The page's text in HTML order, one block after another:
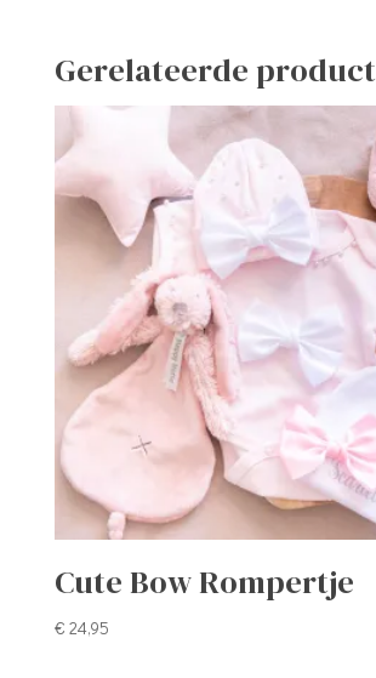
Gerelateerde
Cute Bow Rompertje
€ 24,95